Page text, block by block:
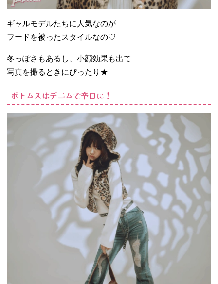
ギャルモデルたちに人気なのが
フードを被ったスタイルなの♡
冬っぽさもあるし、小顔効果も出て
写真を撮るときにぴったり★
ボトムスはデニムで辛口に！